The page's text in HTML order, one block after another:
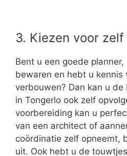
3. Kiezen voor
Bent u een goede
bewaren en hebt u kennis
verbouwen? Dan kan u
in Tongerlo ook zelf
voorbereiding kan u
van een architect of
coördinatie zelf opneemt,
uit. Ook hebt u de